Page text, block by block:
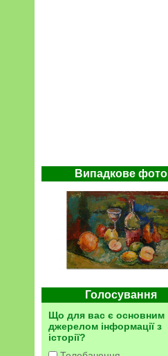
Випадкове фото
Голосування
Що для вас є основним
джерелом інформації з
історії?